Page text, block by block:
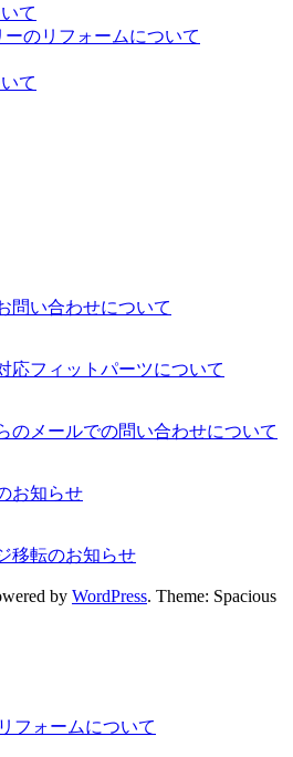
て
のリフォームについて
て
問い合わせについて
応フィットパーツについて
のメールでの問い合わせについて
お知らせ
移転のお知らせ
by WordPress. Theme: Spacious
フォームについて